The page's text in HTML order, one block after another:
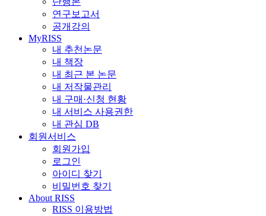
연구보고서
공개강의
MyRISS
내 추천논문
내 책장
내 최근 본 논문
내 저작물관리
내 구매·신청 현황
내 서비스 사용권한
내 관심 DB
회원서비스
회원가입
로그인
아이디 찾기
비밀번호 찾기
About RISS
RISS 이용방법